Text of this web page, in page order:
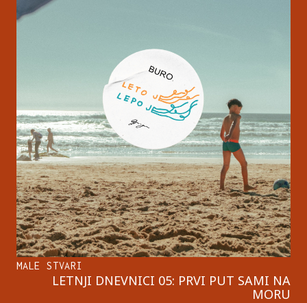
MALE STVARI
LETNJI DNEVNICI 05: PRVI PUT SAMI NA
MORU